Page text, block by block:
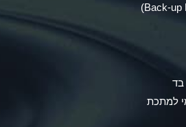
Ammonium
Ammonium
Ammonium
Ammonium
בד
למתכת